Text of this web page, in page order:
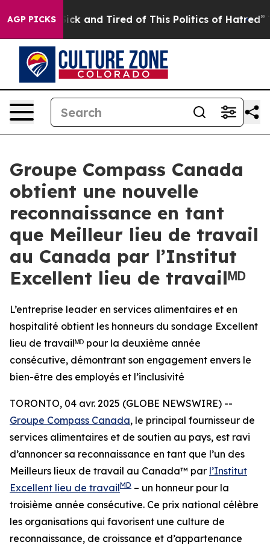
AGP PICKS
Sick and Tired of This Politics of Hatred” The
Groupe Compass Canada
obtient une nouvelle
reconnaissance en tant
que Meilleur lieu de travail
au Canada par l’Institut
Excellent lieu de travailᴹᴰ
L’entreprise leader en services alimentaires et en
hospitalité obtient les honneurs du sondage Excellent
lieu de travailᴹᴰ pour la deuxième année
consécutive, démontrant son engagement envers le
bien-être des employés et l’inclusivité
TORONTO, 04 avr. 2025 (GLOBE NEWSWIRE) --
Groupe Compass Canada, le principal fournisseur de
services alimentaires et de soutien au pays, est ravi
d’annoncer sa reconnaissance en tant que l’un des
Meilleurs lieux de travail au Canada™ par l’Institut
Excellent lieu de travailMD – un honneur pour la
troisième année consécutive. Ce prix national célèbre
les organisations qui favorisent une culture de
reconnaissance, de croissance et d’appartenance